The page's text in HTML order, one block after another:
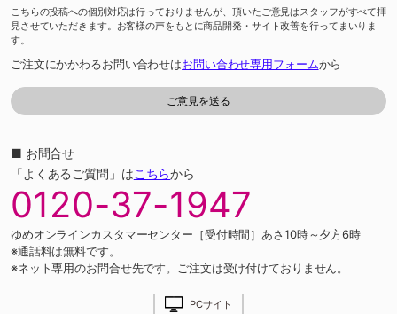
こちらの投稿への個別対応は行っておりませんが、頂いたご意見はスタッフがすべて拝
見させていただきます。お客様の声をもとに商品開発・サイト改善を行ってまいりま
す。
ご注文にかかわるお問い合わせはお問い合わせ専用フォームから
■ お問合せ
「よくあるご質問」はこちらから
0120-37-1947
ゆめオンラインカスタマーセンター［受付時間］あさ10時～夕方6時
※通話料は無料です。
※ネット専用のお問合せ先です。ご注文は受け付けておりません。
PCサイト